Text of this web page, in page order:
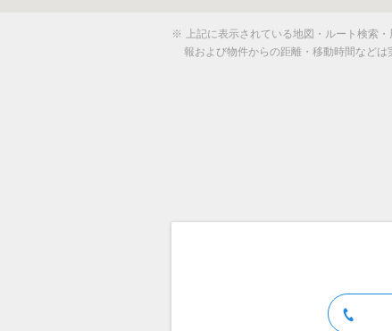
※
上記に表示されている地図・ルート検索
報および物件からの距離・移動時間など